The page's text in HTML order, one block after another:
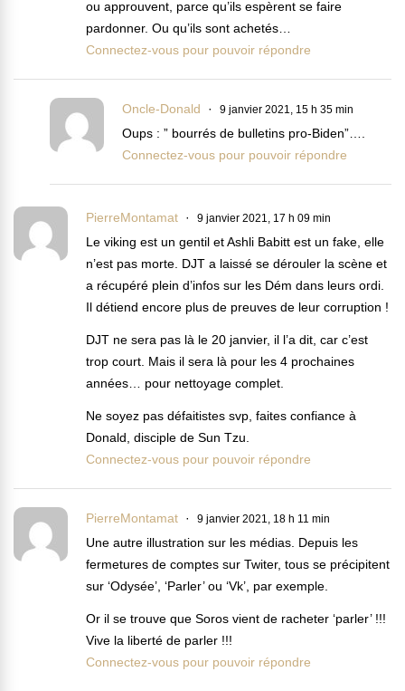
ou approuvent, parce qu’ils espèrent se faire
pardonner. Ou qu’ils sont achetés…
Connectez-vous pour pouvoir répondre
Oncle-Donald 9 janvier 2021, 15 h 35 min
Oups : ” bourrés de bulletins pro-Biden”….
Connectez-vous pour pouvoir répondre
PierreMontamat 9 janvier 2021, 17 h 09 min
Le viking est un gentil et Ashli Babitt est un fake, elle
n’est pas morte. DJT a laissé se dérouler la scène et
a récupéré plein d’infos sur les Dém dans leurs ordi.
Il détiend encore plus de preuves de leur corruption !
DJT ne sera pas là le 20 janvier, il l’a dit, car c’est
trop court. Mais il sera là pour les 4 prochaines
années… pour nettoyage complet.
Ne soyez pas défaitistes svp, faites confiance à
Donald, disciple de Sun Tzu.
Connectez-vous pour pouvoir répondre
PierreMontamat 9 janvier 2021, 18 h 11 min
Une autre illustration sur les médias. Depuis les
fermetures de comptes sur Twiter, tous se précipitent
sur ‘Odysée’, ‘Parler’ ou ‘Vk’, par exemple.
Or il se trouve que Soros vient de racheter ‘parler’ !!!
Vive la liberté de parler !!!
Connectez-vous pour pouvoir répondre